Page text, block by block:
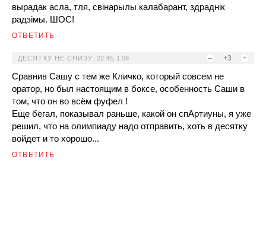
вырадак асла, тля, свінарылы калабарант, здраднік
радзімы. ШОС!
ОТВЕТИТЬ
– +3 +
ДЕСЯТКУ НЕ СНИЗУ 22:46, 1.09
Сравнив Сашу с тем же Кличко, который совсем не
оратор, но был настоящим в боксе, особенность Саши в
том, что он во всём фуфел !
Еще бегал, показывал раньше, какой он спАртиуны, я уже
решил, что на олимпиаду надо отправить, хоть в десятку
войдет и то хорошо...
ОТВЕТИТЬ